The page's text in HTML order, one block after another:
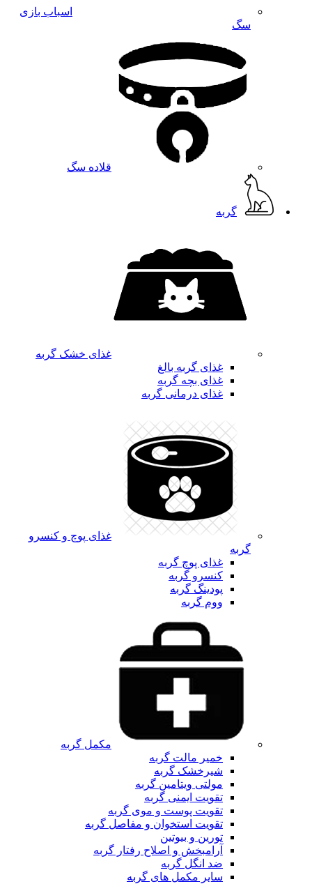
اسباب بازی
سگ
قلاده سگ
گربه
غذای خشک گربه
غذای گربه بالغ
غذای بچه گربه
غذای درمانی گربه
غذای پوچ و کنسرو
گربه
غذای پوچ گربه
کنسرو گربه
پودینگ گربه
ووم گربه
مکمل گربه
خمیر مالت گربه
شیرخشک گربه
مولتی ویتامین گربه
تقویت ایمنی گربه
تقویت پوست و موی گربه
تقویت استخوان و مفاصل گربه
تورین و بیوتین
آرامبخش و اصلاح رفتار گربه
ضد انگل گربه
سایر مکمل های گربه